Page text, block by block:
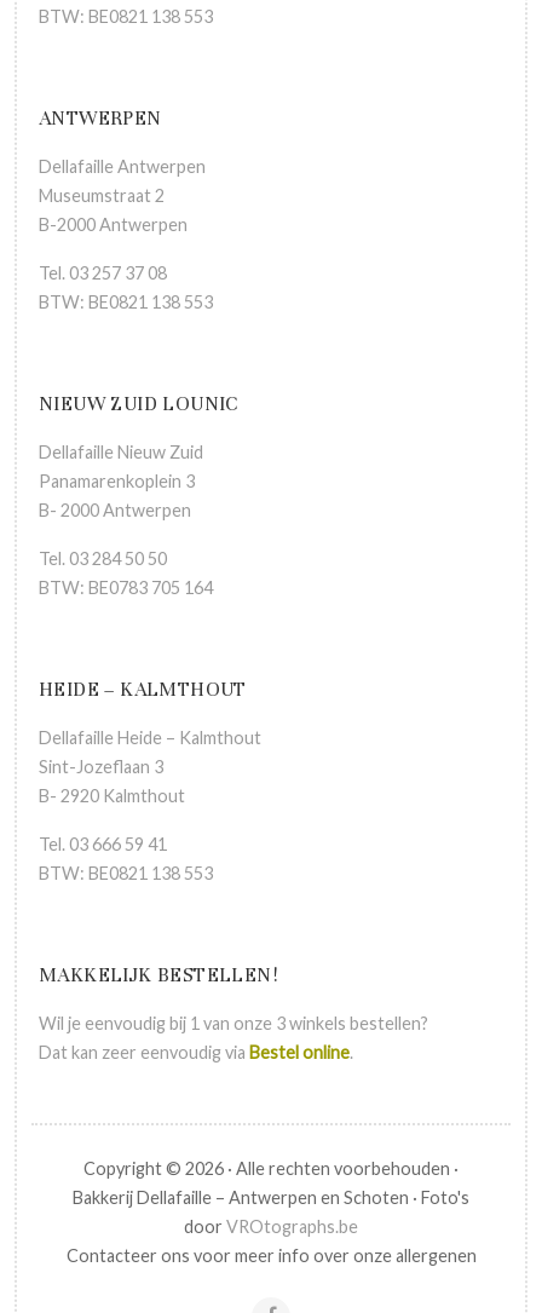
BTW: BE0821 138 553
ANTWERPEN
Dellafaille Antwerpen
Museumstraat 2
B-2000 Antwerpen
Tel. 03 257 37 08
BTW: BE0821 138 553
NIEUW ZUID LOUNIC
Dellafaille Nieuw Zuid
Panamarenkoplein 3
B- 2000 Antwerpen
Tel. 03 284 50 50
BTW: BE0783 705 164
HEIDE – KALMTHOUT
Dellafaille Heide – Kalmthout
Sint-Jozeflaan 3
B- 2920 Kalmthout
Tel. 03 666 59 41
BTW: BE0821 138 553
MAKKELIJK BESTELLEN!
Wil je eenvoudig bij 1 van onze 3 winkels bestellen?
Dat kan zeer eenvoudig via Bestel online.
Copyright © 2026 · Alle rechten voorbehouden ·
Bakkerij Dellafaille – Antwerpen en Schoten · Foto's
door VROtographs.be
Contacteer ons voor meer info over onze allergenen